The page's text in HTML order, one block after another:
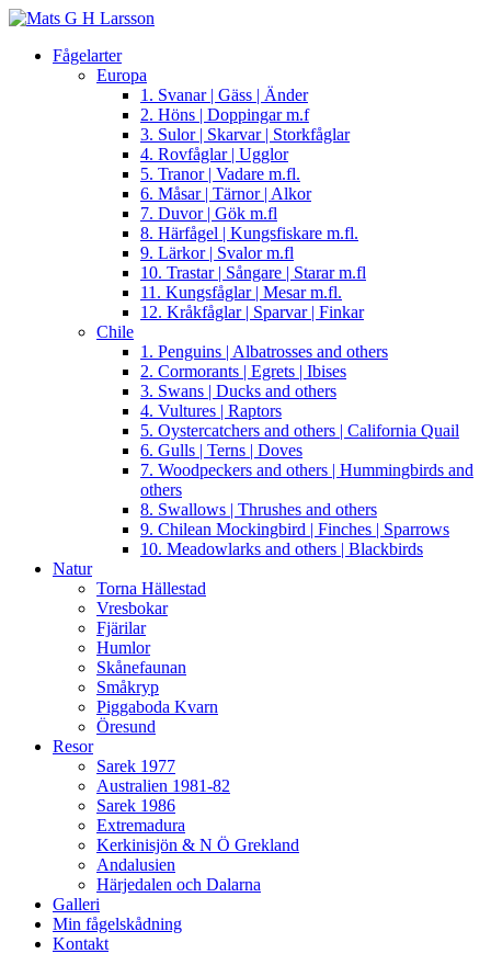
Fågelarter
Europa
1. Svanar | Gäss | Änder
2. Höns | Doppingar m.f
3. Sulor | Skarvar | Storkfåglar
4. Rovfåglar | Ugglor
5. Tranor | Vadare m.fl.
6. Måsar | Tärnor | Alkor
7. Duvor | Gök m.fl
8. Härfågel | Kungsfiskare m.fl.
9. Lärkor | Svalor m.fl
10. Trastar | Sångare | Starar m.fl
11. Kungsfåglar | Mesar m.fl.
12. Kråkfåglar | Sparvar | Finkar
Chile
1. Penguins | Albatrosses and others
2. Cormorants | Egrets | Ibises
3. Swans | Ducks and others
4. Vultures | Raptors
5. Oystercatchers and others | California Quail
6. Gulls | Terns | Doves
7. Woodpeckers and others | Hummingbirds and
others
8. Swallows | Thrushes and others
9. Chilean Mockingbird | Finches | Sparrows
10. Meadowlarks and others | Blackbirds
Natur
Torna Hällestad
Vresbokar
Fjärilar
Humlor
Skånefaunan
Småkryp
Piggaboda Kvarn
Öresund
Resor
Sarek 1977
Australien 1981-82
Sarek 1986
Extremadura
Kerkinisjön & N Ö Grekland
Andalusien
Härjedalen och Dalarna
Galleri
Min fågelskådning
Kontakt